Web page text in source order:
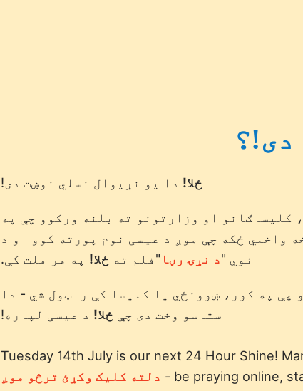
دی!؟
ځلا! دا یو نړیوال نسلي نوښت دی!
کلیساګانو او وزارتونو ته بلنه ورکوو چې په
واخلي ځکه چې موږ د عیسی نوم پورته کوو او د
نوي "د نړۍ رڼا "فلم ته ځلا! په هر ملت کې.
چې په کور، ښوونځي یا کلیسا کې راټول شي - دا
ستاسو وخت دی چې ځلا! د عیسی لپاره!
Tuesday 14th July is our next 24 Hour Shine!
be praying online,
دلته کلیک وکړئ ترڅو موږ